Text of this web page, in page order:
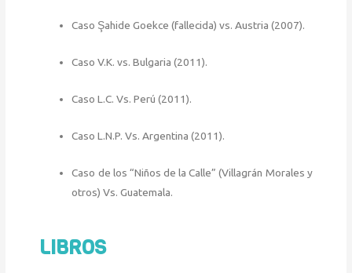
Caso Şahide Goekce (fallecida) vs. Austria (2007).
Caso V.K. vs. Bulgaria (2011).
Caso L.C. Vs. Perú (2011).
Caso L.N.P. Vs. Argentina (2011).
Caso de los “Niños de la Calle” (Villagrán Morales y
otros) Vs. Guatemala.
LIBROS